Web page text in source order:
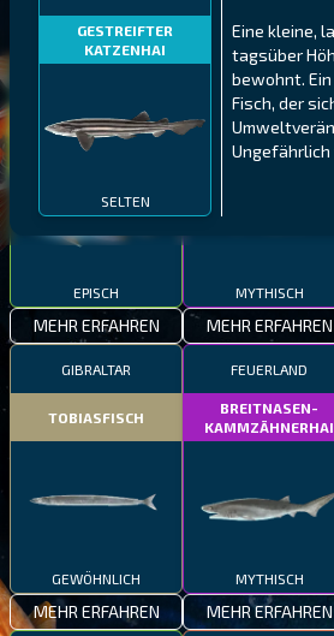
GESTREIFTER
KATZENHAI
SELTEN
Eine kleine,
tagsüber
bewohnt.
Fisch, der
Ungefährlich
GESTRECKTER
SCHABEMUND-
EPISCH
MEHR ERFAHREN
NÖRDLICHE FJORDE
ATLANTISCHER
MYTHISCH
MEHR ERFAHREN
GIBRALTAR
TOBIASFISCH
GEWÖHNLICH
MEHR ERFAHREN
FEUERLAND
BREITNASEN-
KAMMZÄHNERHAI
MYTHISCH
MEHR ERFAHREN